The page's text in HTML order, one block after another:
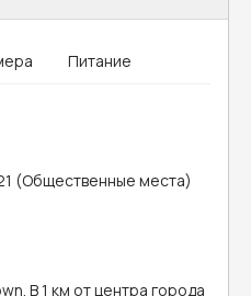
Питание
(Общественные места)
В 1 км от центра города